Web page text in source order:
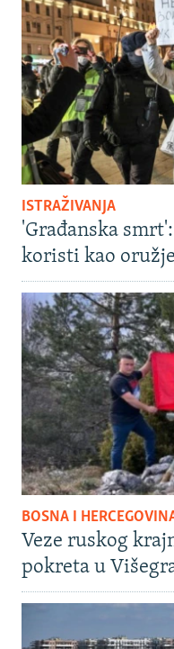
ISTRAŽIVANJA
'Građanska
koristi kao
BOSNA I
Veze ruskog
pokreta u